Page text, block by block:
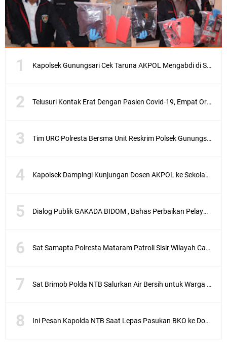
Kapolsek Gunungsari Cek Taruna AKPOL Mengabdi di SRD 4
Telusuri Kontak Erat Dengan Pasien Covid-19, Empat Orang di Desa Kedaro Sekotong Dirapid
Tim URC Polresta Bersma Unit Reskrim Polsek Gunungsari Tangkap Pelaku Curanmor
Kapolsek Dampingi Kunjungan Dosen AKPOL ke Sekolah Rakyat Gunungsari
Dialog Publik GAKADA BIDOM , Bahas Perbaikan Pelayanan Medis di NTB
Sat Samapta Polresta Mataram Patroli Sisir Wilayah Cakranegara
Sat Brimob Polda NTB Salurkan Air Bersih untuk Warga Terdampak Kekeringan
Ini Pesan Kapolda NTB Saat Lepas Pasukan BKO ke Dompu dan Bima